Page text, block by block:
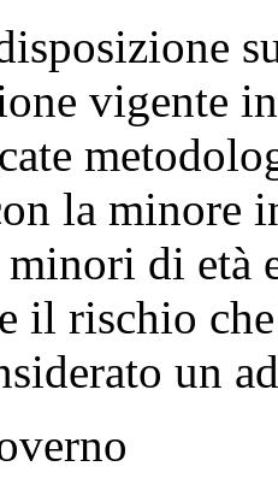
vigente
la minore
di età
il rischio
un